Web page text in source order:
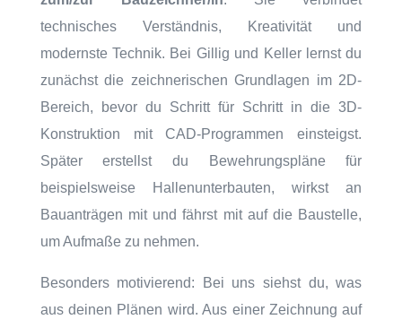
technisches Verständnis, Kreativität und
modernste Technik. Bei Gillig und Keller lernst du
zunächst die zeichnerischen Grundlagen im 2D-
Bereich, bevor du Schritt für Schritt in die 3D-
Konstruktion mit CAD-Programmen einsteigst.
Später erstellst du Bewehrungspläne für
beispielsweise Hallenunterbauten, wirkst an
Bauanträgen mit und fährst mit auf die Baustelle,
um Aufmaße zu nehmen.
Besonders motivierend: Bei uns siehst du, was
aus deinen Plänen wird. Aus einer Zeichnung auf